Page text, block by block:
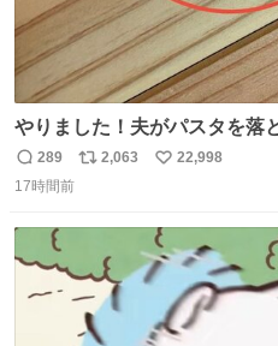
やりました！夫がパスタを落
た！よかったーーー！ファー
て！これで第二波いつでもい
は乾燥パスタに負けます。豆
返
信
289
リ
数
2,063
い
数
22,998
17時間前